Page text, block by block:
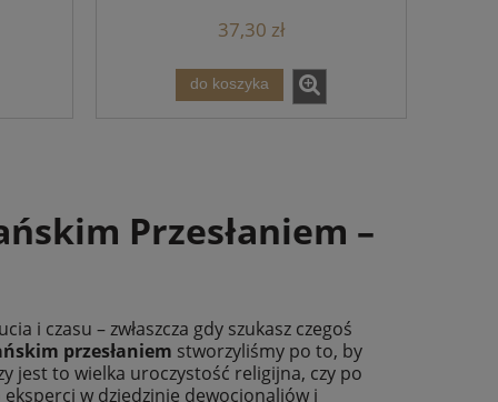
37,30 zł
do koszyka
Przesłaniem –
i czasu – zwłaszcza gdy szukasz czegoś
przesłaniem stworzyliśmy po to, by
jest to wielka uroczystość religijna, czy po
w dziedzinie dewocjonaliów i